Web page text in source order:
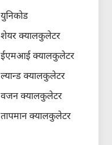
युनिकोड
शेयर क्यालकुलेटर
ईएमआई क्यालकुलेटर
ल्यान्ड क्यालकुलेटर
वजन क्यालकुलेटर
तापमान क्यालकुलेटर